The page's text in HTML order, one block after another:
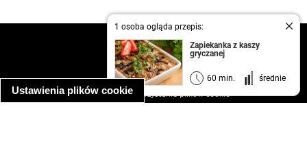
Ustawienia plików cookie
1 osoba ogląda przepis:
Zapiekanka z kaszy
gryczanej
60 min. średnie
kontakt
regulamin
informacja o prywatności
informacja o wykorzystaniu plików cookie